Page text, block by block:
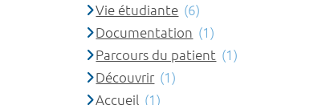
Vie étudiante (6)
Documentation (1)
Parcours du patient (1)
Découvrir (1)
Accueil (1)